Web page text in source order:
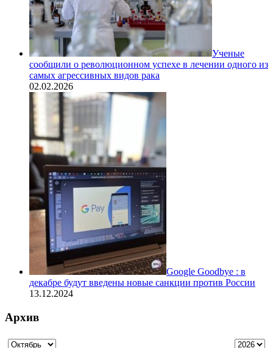
Ученые
сообщили о революционном успехе в лечении одного из
самых агрессивных видов рака
02.02.2026
Google Goodbye : в
декабре будут введены новые санкции против России
13.12.2024
Архив